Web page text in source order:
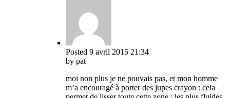
Posted 9 avril 2015 21:34
by pat
moi non plus je ne pouvais pas, et mon homme
m’a encouragé à porter des jupes crayon : cela